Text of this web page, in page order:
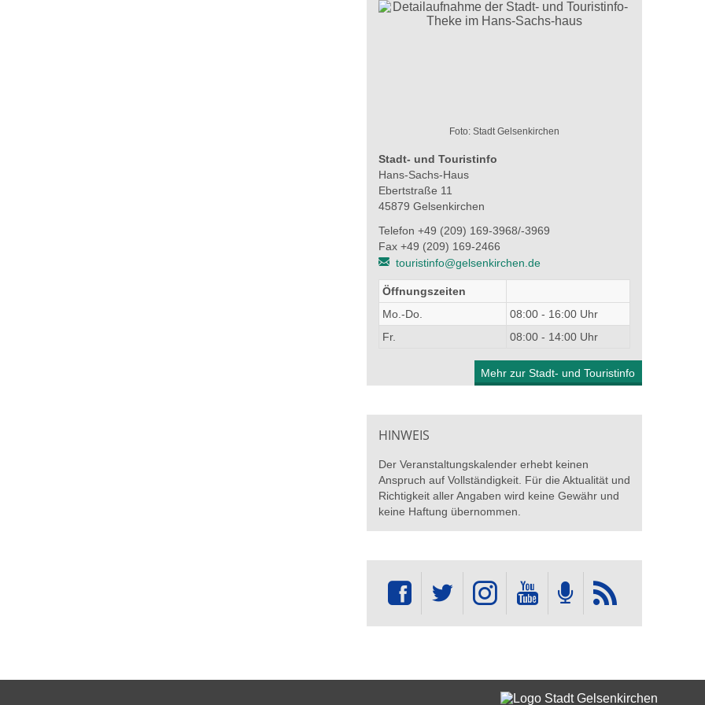
Foto: Stadt Gelsenkirchen
Stadt- und Touristinfo
Hans-Sachs-Haus
Ebertstraße 11
45879 Gelsenkirchen
Telefon +49 (209) 169-3968/-3969
Fax +49 (209) 169-2466
touristinfo@gelsenkirchen.de
Öffnungszeiten
Mo.-Do.
08:00 - 16:00 Uhr
Fr.
08:00 - 14:00 Uhr
Mehr zur Stadt- und Touristinfo
HINWEIS
Der Veranstaltungskalender erhebt keinen
Anspruch auf Vollständigkeit. Für die Aktualität und
Richtigkeit aller Angaben wird keine Gewähr und
keine Haftung übernommen.